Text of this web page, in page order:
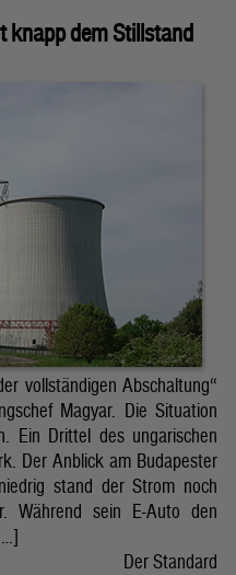
knapp dem Stillstand
vollständigen Abschaltung“
Magyar. Die Situation
Ein Drittel des ungarischen
Der Anblick am Budapester
stand der Strom noch
Während sein E-Auto den
Der Standard